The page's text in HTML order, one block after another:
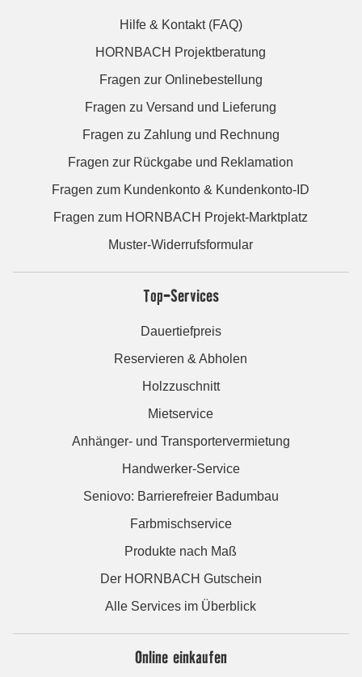
Hilfe & Kontakt (FAQ)
HORNBACH Projektberatung
Fragen zur Onlinebestellung
Fragen zu Versand und Lieferung
Fragen zu Zahlung und Rechnung
Fragen zur Rückgabe und Reklamation
Fragen zum Kundenkonto & Kundenkonto-ID
Fragen zum HORNBACH Projekt-Marktplatz
Muster-Widerrufsformular
Top-Services
Dauertiefpreis
Reservieren & Abholen
Holzzuschnitt
Mietservice
Anhänger- und Transportervermietung
Handwerker-Service
Seniovo: Barrierefreier Badumbau
Farbmischservice
Produkte nach Maß
Der HORNBACH Gutschein
Alle Services im Überblick
Online einkaufen